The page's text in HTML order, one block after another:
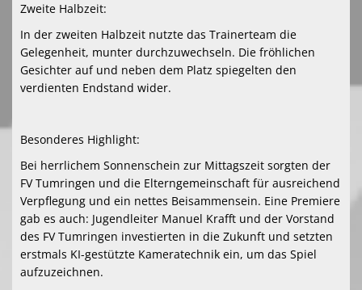
Zweite Halbzeit:
In der zweiten Halbzeit nutzte das Trainerteam die
Gelegenheit, munter durchzuwechseln. Die fröhlichen
Gesichter auf und neben dem Platz spiegelten den
verdienten Endstand wider.
Besonderes Highlight:
Bei herrlichem Sonnenschein zur Mittagszeit sorgten der
FV Tumringen und die Elterngemeinschaft für ausreichend
Verpflegung und ein nettes Beisammensein. Eine Premiere
gab es auch: Jugendleiter Manuel Krafft und der Vorstand
des FV Tumringen investierten in die Zukunft und setzten
erstmals KI-gestützte Kameratechnik ein, um das Spiel
aufzuzeichnen.